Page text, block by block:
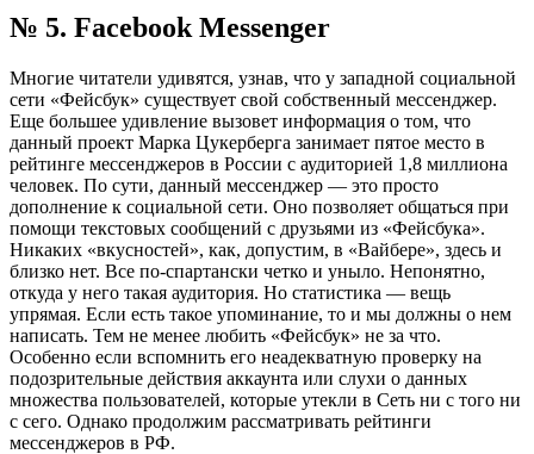
№ 5. Facebook Messenger
Многие читатели удивятся, узнав, что у западной социальной
сети «Фейсбук» существует свой собственный мессенджер.
Еще большее удивление вызовет информация о том, что
данный проект Марка Цукерберга занимает пятое место в
рейтинге мессенджеров в России с аудиторией 1,8 миллиона
человек. По сути, данный мессенджер — это просто
дополнение к социальной сети. Оно позволяет общаться при
помощи текстовых сообщений с друзьями из «Фейсбука».
Никаких «вкусностей», как, допустим, в «Вайбере», здесь и
близко нет. Все по-спартански четко и уныло. Непонятно,
откуда у него такая аудитория. Но статистика — вещь
упрямая. Если есть такое упоминание, то и мы должны о нем
написать. Тем не менее любить «Фейсбук» не за что.
Особенно если вспомнить его неадекватную проверку на
подозрительные действия аккаунта или слухи о данных
множества пользователей, которые утекли в Сеть ни с того ни
с сего. Однако продолжим рассматривать рейтинги
мессенджеров в РФ.